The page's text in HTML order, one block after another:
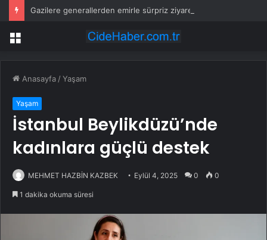
Gazilere generallerden emirle sürpriz ziyaret
Menü
Anasayfa /Yaşam
Yaşam
İstanbul Beylikdüzü’nde
kadınlara güçlü destek
MEHMET HAZBİN KAZBEK Eylül 4, 2025 0 0
1 dakika okuma süresi